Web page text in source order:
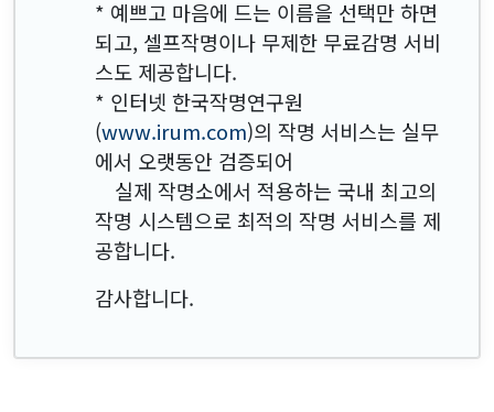
* 예쁘고 마음에 드는 이름을 선택만 하면
되고, 셀프작명이나 무제한 무료감명 서비
스도 제공합니다.
* 인터넷 한국작명연구원
(www.irum.com)의 작명 서비스는 실무
에서 오랫동안 검증되어
실제 작명소에서 적용하는 국내 최고의
작명 시스템으로 최적의 작명 서비스를 제
공합니다.
감사합니다.